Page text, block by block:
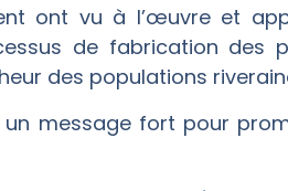
ont vu à l’œuvre et
de fabrication des
des populations
message fort pour